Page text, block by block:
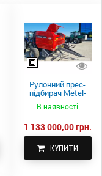
Рулонний прес-
підбирач Metel-
Fach Z 587
В наявності
1 133 000,00 грн.
КУПИТИ